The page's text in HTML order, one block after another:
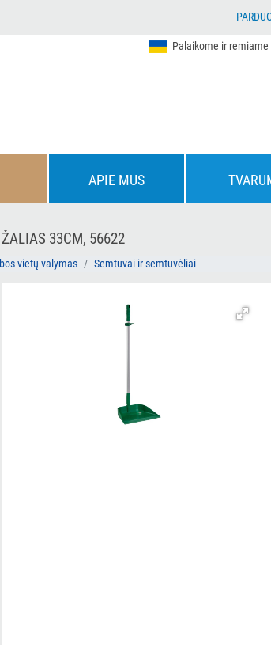
Palaikome ir remiame
APIE MUS
33CM, 56622
vietų valymas Semtuvai ir semtuvėliai